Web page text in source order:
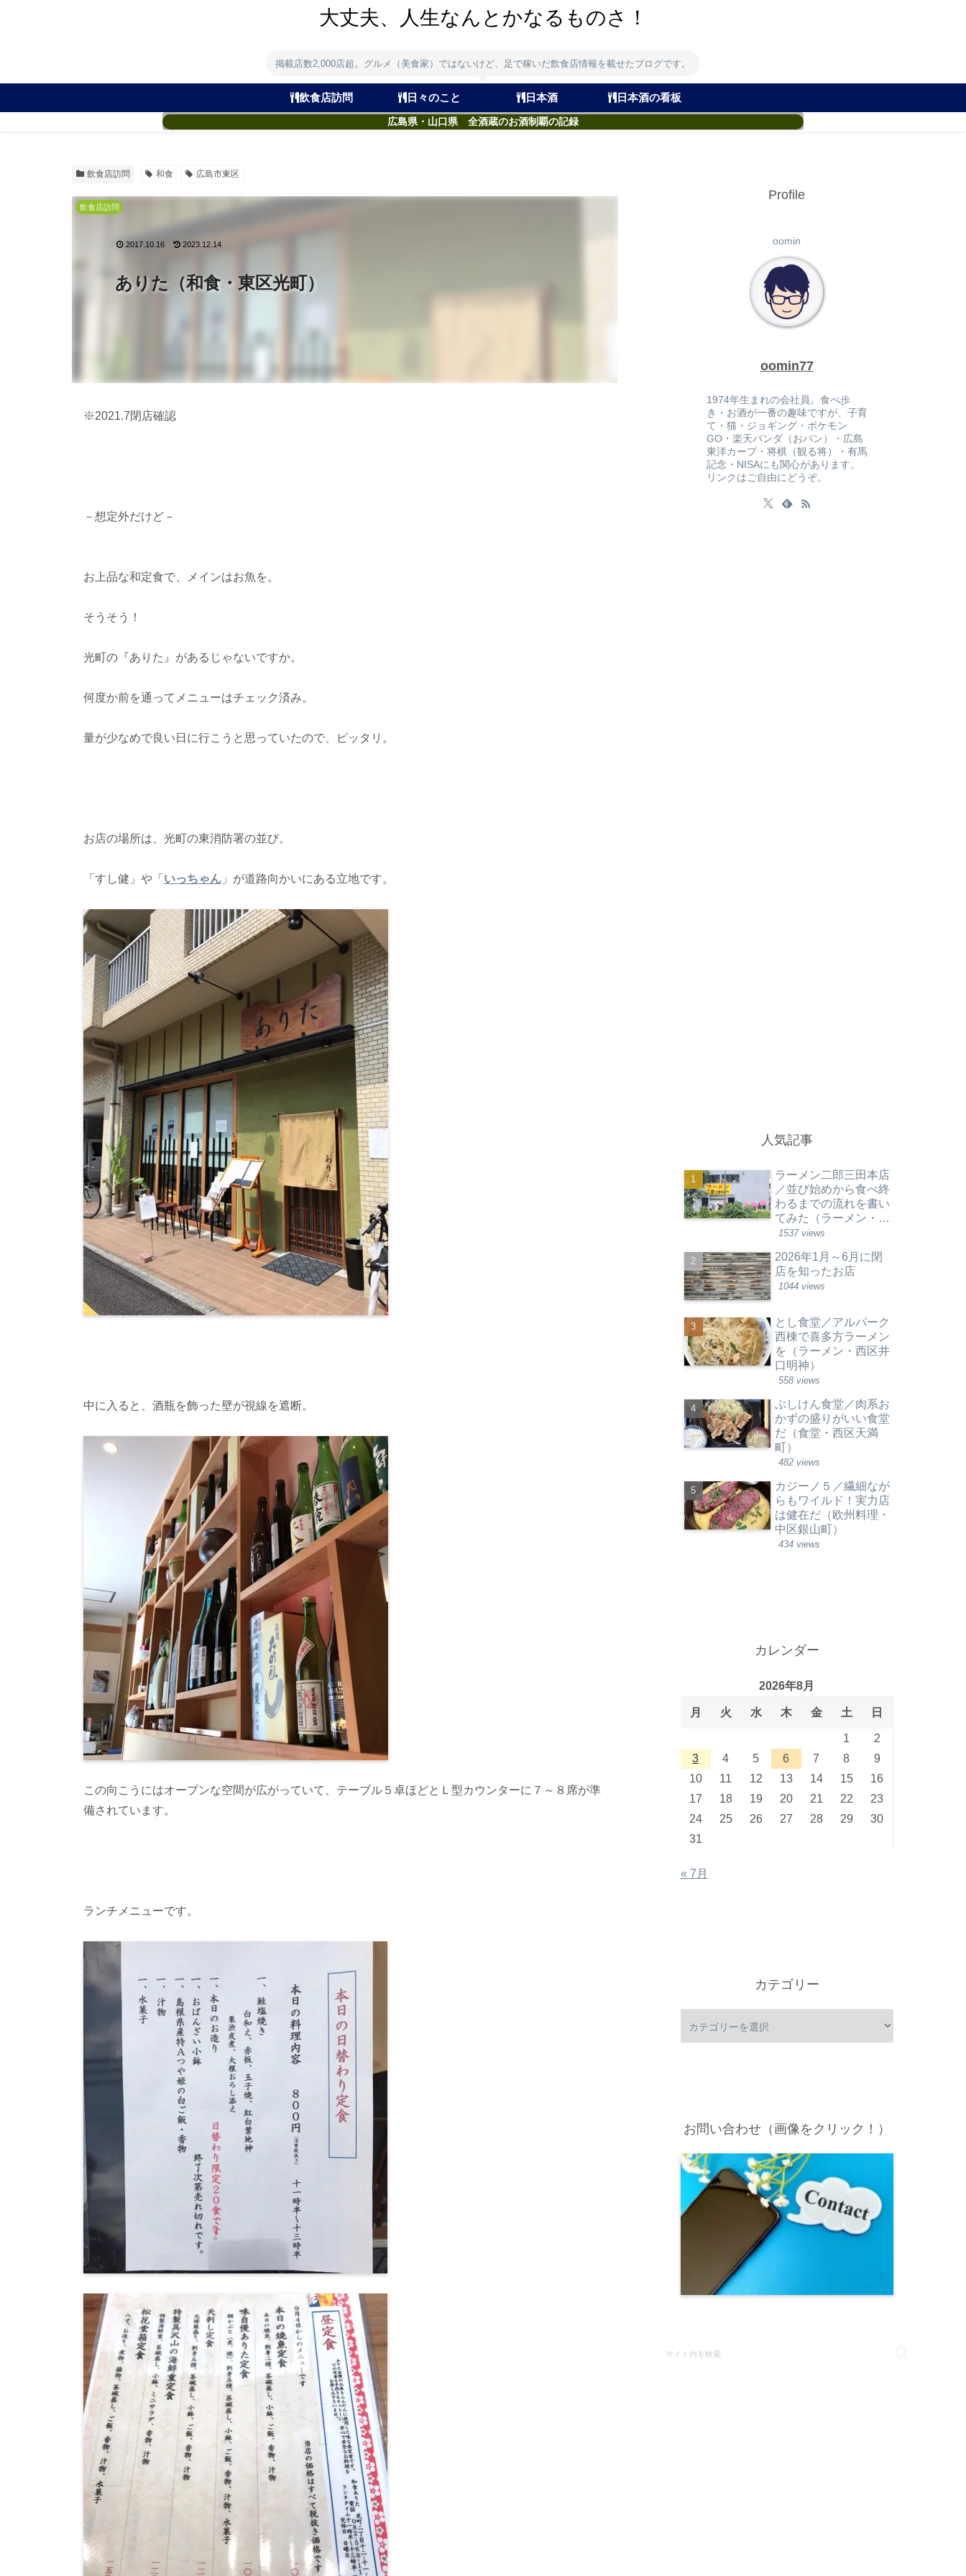
大丈夫、人生なんとかなるものさ！
掲載店数2,000店超。グルメ（美食家）ではないけど、足で稼いだ飲食店情報を載せたブログです。
飲食店訪問 日々のこと 日本酒 日本酒の看板
広島県・山口県 全酒蔵のお酒制覇の記録
飲食店訪問 和食 広島市東区
ありた（和食・東区光町）
飲食店訪問
2017.10.16 2023.12.14
※2021.7閉店確認
－想定外だけど－
お上品な和定食で、メインはお魚を。
そうそう！
光町の『ありた』があるじゃないですか。
何度か前を通ってメニューはチェック済み。
量が少なめで良い日に行こうと思っていたので、ピッタリ。
お店の場所は、光町の東消防署の並び。
「すし健」や「 いっちゃん」が道路向かいにある立地です。
中に入ると、酒瓶を飾った壁が視線を遮断。
この向こうにはオープンな空間が広がっていて、テーブル５卓ほどとＬ型カウンターに７～８席が準
備されています。
ランチメニューです。
Profile
oomin
oomin77
1974年生まれの会社員。食べ歩
き・お酒が一番の趣味ですが、子育
て・猫・ジョギング・ポケモン
GO・楽天パンダ（おパン）・広島
東洋カープ・将棋（観る将）・有馬
記念・NISAにも関心があります。
リンクはご自由にどうぞ。
人気記事
ラーメン二郎三田本店
／並び始めから食べ終
わるまでの流れを書い
てみた（ラーメン・東
京都港区）
1537 views
2026年1月～6月に閉
店を知ったお店
1044 views
とし食堂／アルパーク
西棟で喜多方ラーメン
を（ラーメン・西区井
口明神）
558 views
ぶしけん食堂／肉系お
かずの盛りがいい食堂
だ（食堂・西区天満
町）
482 views
カジーノ５／繊細なが
らもワイルド！実力店
は健在だ（欧州料理・
中区銀山町）
434 views
カレンダー
2026年8月
月 火 水 木 金 土 日
1
2
3
4 5 6 7 8
9
10
11 12 13 14 15
16
17
18 19 20 21 22
23
24
25 26 27 28 29
30
31
« 7月
カテゴリー
お問い合わせ（画像をクリック！）